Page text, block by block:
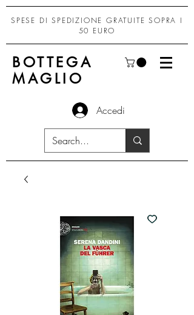
SPESE DI SPEDIZIONE GRATUITE SOPRA I
50 EURO
BOTTEGA
MAGLIO
Accedi